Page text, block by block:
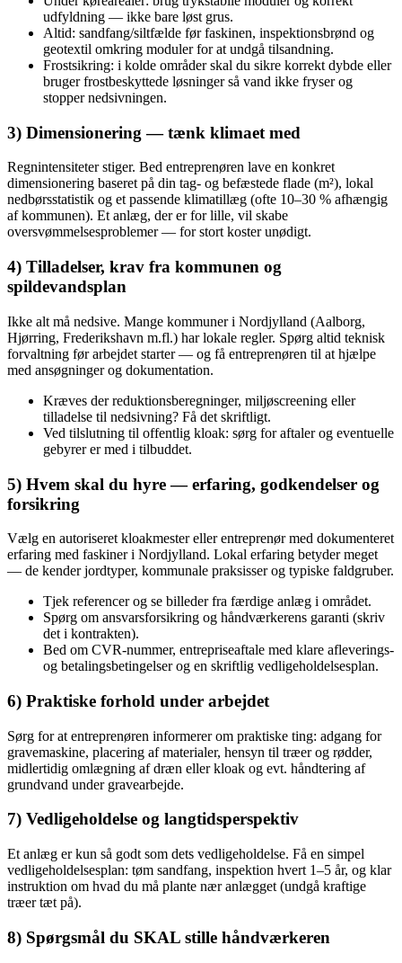
udfyldning — ikke bare løst grus.
Altid: sandfang/siltfælde før faskinen, inspektionsbrønd og
geotextil omkring moduler for at undgå tilsandning.
Frostsikring: i kolde områder skal du sikre korrekt dybde eller
bruger frostbeskyttede løsninger så vand ikke fryser og
stopper nedsivningen.
3) Dimensionering — tænk klimaet med
Regnintensiteter stiger. Bed entreprenøren lave en konkret
dimensionering baseret på din tag- og befæstede flade (m²), lokal
nedbørsstatistik og et passende klimatillæg (ofte 10–30 % afhængig
af kommunen). Et anlæg, der er for lille, vil skabe
oversvømmelsesproblemer — for stort koster unødigt.
4) Tilladelser, krav fra kommunen og
spildevandsplan
Ikke alt må nedsive. Mange kommuner i Nordjylland (Aalborg,
Hjørring, Frederikshavn m.fl.) har lokale regler. Spørg altid teknisk
forvaltning før arbejdet starter — og få entreprenøren til at hjælpe
med ansøgninger og dokumentation.
Kræves der reduktionsberegninger, miljøscreening eller
tilladelse til nedsivning? Få det skriftligt.
Ved tilslutning til offentlig kloak: sørg for aftaler og eventuelle
gebyrer er med i tilbuddet.
5) Hvem skal du hyre — erfaring, godkendelser og
forsikring
Vælg en autoriseret kloakmester eller entreprenør med dokumenteret
erfaring med faskiner i Nordjylland. Lokal erfaring betyder meget
— de kender jordtyper, kommunale praksisser og typiske faldgruber.
Tjek referencer og se billeder fra færdige anlæg i området.
Spørg om ansvarsforsikring og håndværkerens garanti (skriv
det i kontrakten).
Bed om CVR‑nummer, entrepriseaftale med klare afleverings-
og betalingsbetingelser og en skriftlig vedligeholdelsesplan.
6) Praktiske forhold under arbejdet
Sørg for at entreprenøren informerer om praktiske ting: adgang for
gravemaskine, placering af materialer, hensyn til træer og rødder,
midlertidig omlægning af dræn eller kloak og evt. håndtering af
grundvand under gravearbejde.
7) Vedligeholdelse og langtidsperspektiv
Et anlæg er kun så godt som dets vedligeholdelse. Få en simpel
vedligeholdelsesplan: tøm sandfang, inspektion hvert 1–5 år, og klar
instruktion om hvad du må plante nær anlægget (undgå kraftige
træer tæt på).
8) Spørgsmål du SKAL stille håndværkeren